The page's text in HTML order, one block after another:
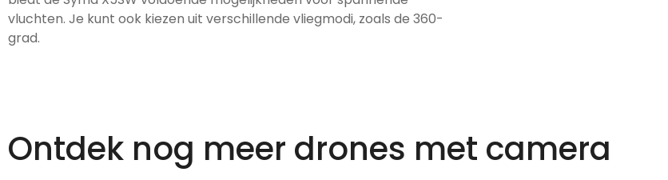
vluchten. Je kunt ook kiezen uit verschillende vliegmodi, zoals de 360-
grad.
Ontdek nog meer drones met camera